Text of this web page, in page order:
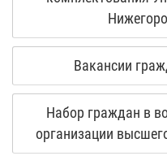
Вакансии
Набор граждан в
организации